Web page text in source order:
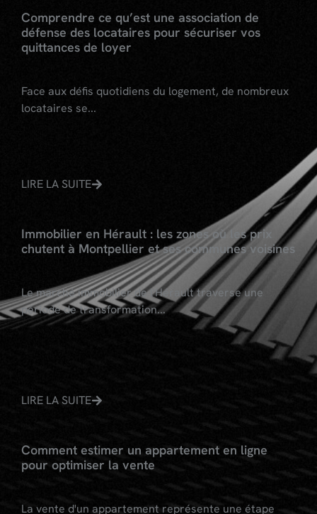
Comprendre ce qu’est une association de
défense des locataires pour sécuriser vos
quittances de loyer
Face aux défis quotidiens du logement, de nombreux
locataires se...
LIRE LA SUITE
Immobilier en Hérault : les zones où les prix
chutent à Montpellier et ses communes voisines
Le marché immobilier de l'Hérault traverse une
période de transformation...
LIRE LA SUITE
Comment estimer un appartement en ligne
pour optimiser la vente
La vente d'un appartement représente une étape